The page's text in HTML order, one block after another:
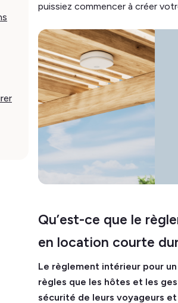
puissiez commencer à créer
Qu’est-ce que le
en location courte
Le règlement intérieur pour
règles que les hôtes et les
sécurité de leurs voyageurs